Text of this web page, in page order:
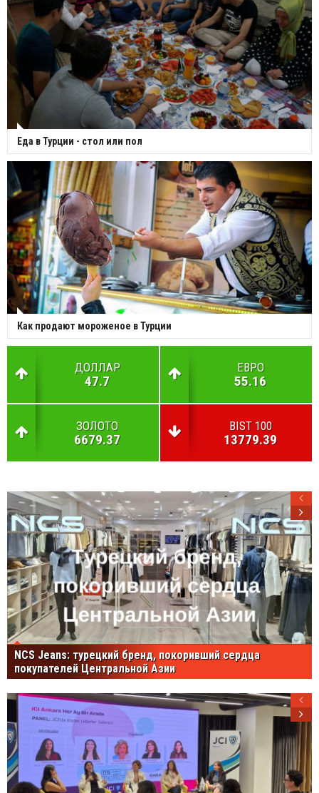
Еда в Турции - стол или пол
Как продают мороженое в Турции
ДОЛЛАР
47.7
ЕВРО
55.16
ЗОЛОТО
6679.37
BIST 100
13779.39
NCS Jeans: турецкий бренд, покоривший сердца
покупателей Центральной Азии